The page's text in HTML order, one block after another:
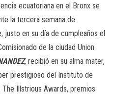
ecuatoriana en el Bronx se
la tercera semana de
en su día de cumpleaños el
de la ciudad Union
, recibió en su alma mater,
prestigioso del Instituto de
Illstrious Awards, premios